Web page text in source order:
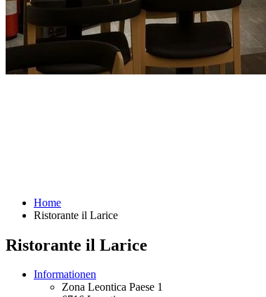
Home
Ristorante il Larice
Ristorante il Larice
Informationen
Zona Leontica Paese 1